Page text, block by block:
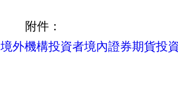
附件：
境外機構投資者境內證券期貨投